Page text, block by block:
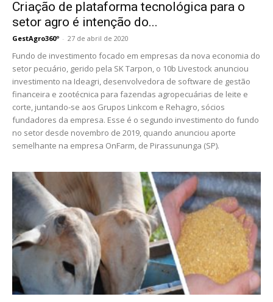
Criação de plataforma tecnológica para o
setor agro é intenção do...
GestAgro360º - 27 de abril de 2020
Fundo de investimento focado em empresas da nova economia do
setor pecuário, gerido pela SK Tarpon, o 10b Livestock anunciou
investimento na Ideagri, desenvolvedora de software de gestão
financeira e zootécnica para fazendas agropecuárias de leite e
corte, juntando-se aos Grupos Linkcom e Rehagro, sócios
fundadores da empresa. Esse é o segundo investimento do fundo
no setor desde novembro de 2019, quando anunciou aporte
semelhante na empresa OnFarm, de Pirassununga (SP).